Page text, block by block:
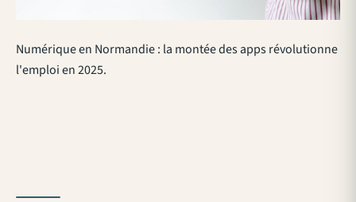
Numérique en Normandie : la montée des apps révolutionne
l'emploi en 2025.